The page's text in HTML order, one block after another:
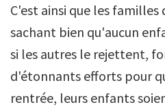
C'est ainsi que les familles
sachant bien qu'aucun
si les autres le rejettent,
d'étonnants efforts pour
rentrée, leurs enfants